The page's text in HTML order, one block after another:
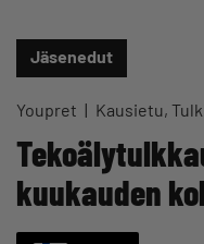
Jäsenedut
Youpret Kausietu,
kuukauden